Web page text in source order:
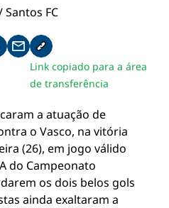
whatsapp
no facebook
no twitter
Compartilhe pelo email
Copiar link da notícia
Link copiado para a área
de transferência
a atuação de
o Vasco, na vitória
(26), em jogo válido
do Campeonato
os dois belos gols
ainda exaltaram a